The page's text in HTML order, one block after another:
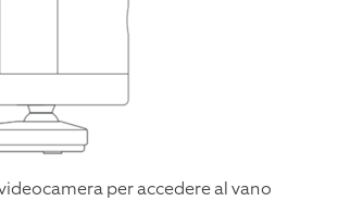
per accedere al vano